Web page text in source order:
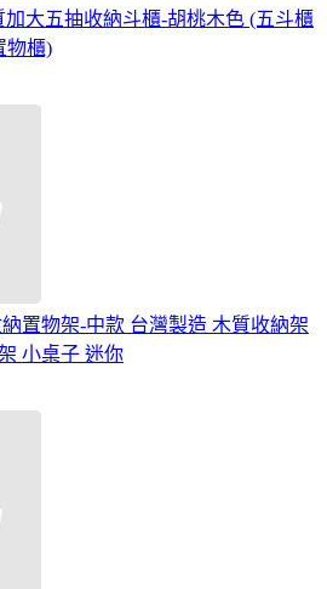
加大五抽收納斗櫃-胡桃木色 (五斗櫃
物櫃)
置物架-中款 台灣製造 木質收納架
小桌子 迷你